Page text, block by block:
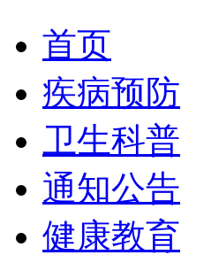
首页
疾病预防
卫生科普
通知公告
健康教育